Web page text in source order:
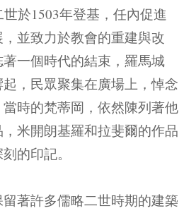
於1503年登基，任內促進
並致力於教會的重建與改
一個時代的結束，羅馬城
，民眾聚集在廣場上，悼念
時的梵蒂岡，依然陳列著他
米開朗基羅和拉斐爾的作品
的印記。
著許多儒略二世時期的建築